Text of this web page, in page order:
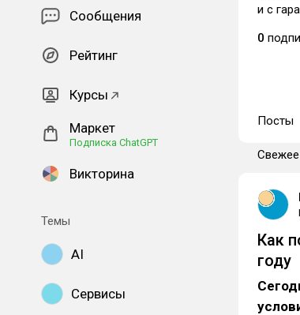
Сообщения
Рейтинг
Курсы
Маркет
Подписка ChatGPT
Викторина
Темы
AI
Сервисы
и с
0
Посты
Свежее
Как
году